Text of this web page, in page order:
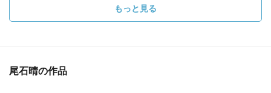
もっと見る
尾石晴の作品